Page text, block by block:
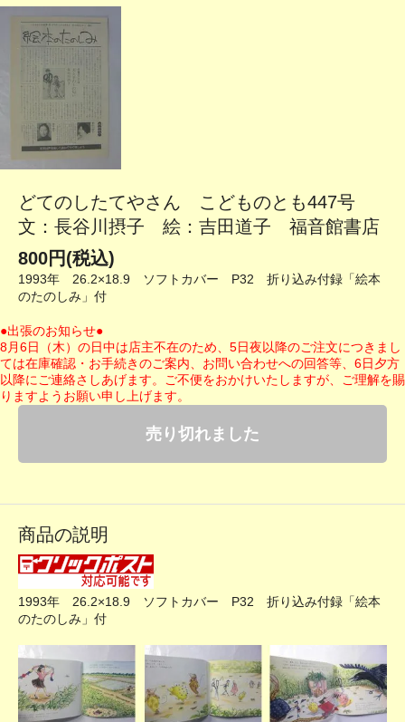
どてのしたてやさん こどものとも447号
文：長谷川摂子 絵：吉田道子 福音館書店
800円(税込)
1993年 26.2×18.9 ソフトカバー P32 折り込み付録「絵本
のたのしみ」付
●出張のお知らせ●
8月6日（木）の日中は店主不在のため、5日夜以降のご注文につきまし
ては在庫確認・お手続きのご案内、お問い合わせへの回答等、6日夕方
以降にご連絡さしあげます。ご不便をおかけいたしますが、ご理解を賜
りますようお願い申し上げます。
売り切れました
商品の説明
1993年 26.2×18.9 ソフトカバー P32 折り込み付録「絵本
のたのしみ」付